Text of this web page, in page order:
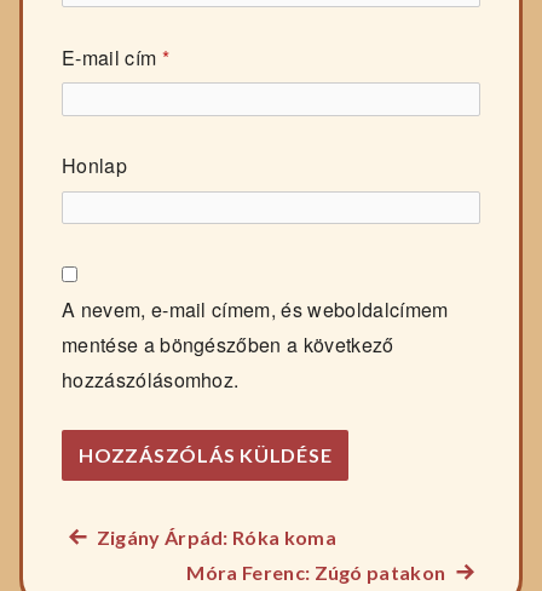
E-mail cím *
Honlap
A nevem, e-mail címem, és weboldalcímem
mentése a böngészőben a következő
hozzászólásomhoz.
Bejegyzés
Előző
Zigány Árpád: Róka koma
Móra Ferenc: Zúgó patakon